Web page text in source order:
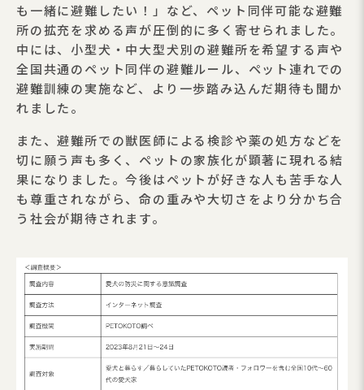
も一緒に避難したい！」など、ペット同伴可能な避難
所の拡充を求める声が圧倒的に多く寄せられました。
中には、小型犬・中大型犬別の避難所を希望する声や
全国共通のペット同伴の避難ルール、ペット連れでの
避難訓練の実施など、より一歩踏み込んだ期待も聞か
れました。
また、避難所での獣医師による検診や薬の処方などを
切に願う声も多く、ペットの家族化が顕著に現れる結
果になりました。今後はペットが好きな人も苦手な人
も尊重されながら、命の重みや大切さをより分かち合
う社会が期待されます。